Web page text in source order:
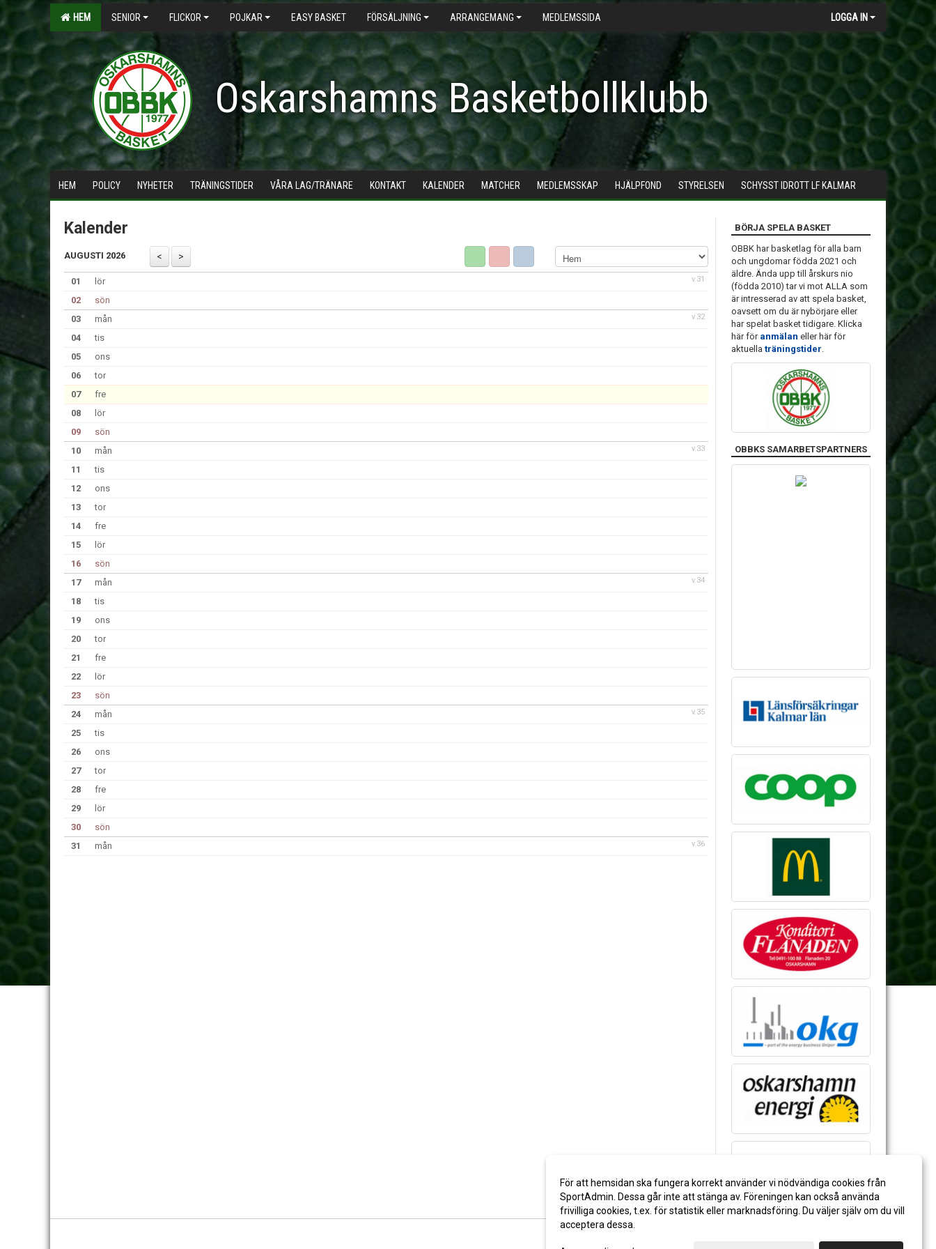
HEM SENIOR FLICKOR POJKAR EASY BASKET FÖRSÄLJNING ARRANGEMANG MEDLEMSSIDA LOGGA IN
Oskarshamns Basketbollklubb
HEM POLICY NYHETER TRÄNINGSTIDER VÅRA LAG/TRÄNARE KONTAKT KALENDER MATCHER MEDLEMSSKAP HJÄLPFOND STYRELSEN SCHYSST IDROTT LF KALMAR
Kalender
AUGUSTI 2026
v.31
01
lör
02
sön
v.32
03
mån
04
tis
05
ons
06
tor
07
fre
08
lör
09
sön
v.33
10
mån
11
tis
12
ons
13
tor
14
fre
15
lör
16
sön
v.34
17
mån
18
tis
19
ons
20
tor
21
fre
22
lör
23
sön
v.35
24
mån
25
tis
26
ons
27
tor
28
fre
29
lör
30
sön
v.36
31 mån
BÖRJA SPELA BASKET
OBBK har basketlag för alla barn
och ungdomar födda 2021 och
äldre. Ända upp till årskurs nio
(födda 2010) tar vi mot ALLA som
är intresserad av att spela basket,
oavsett om du är nybörjare eller
har spelat basket tidigare. Klicka
här för anmälan eller här för
aktuella träningstider.
OBBKS SAMARBETSPARTNERS
För att hemsidan ska fungera korrekt använder vi nödvändiga cookies från
SportAdmin. Dessa går inte att stänga av. Föreningen kan också använda
frivilliga cookies, t.ex. för statistik eller marknadsföring. Du väljer själv om du vill
acceptera dessa.